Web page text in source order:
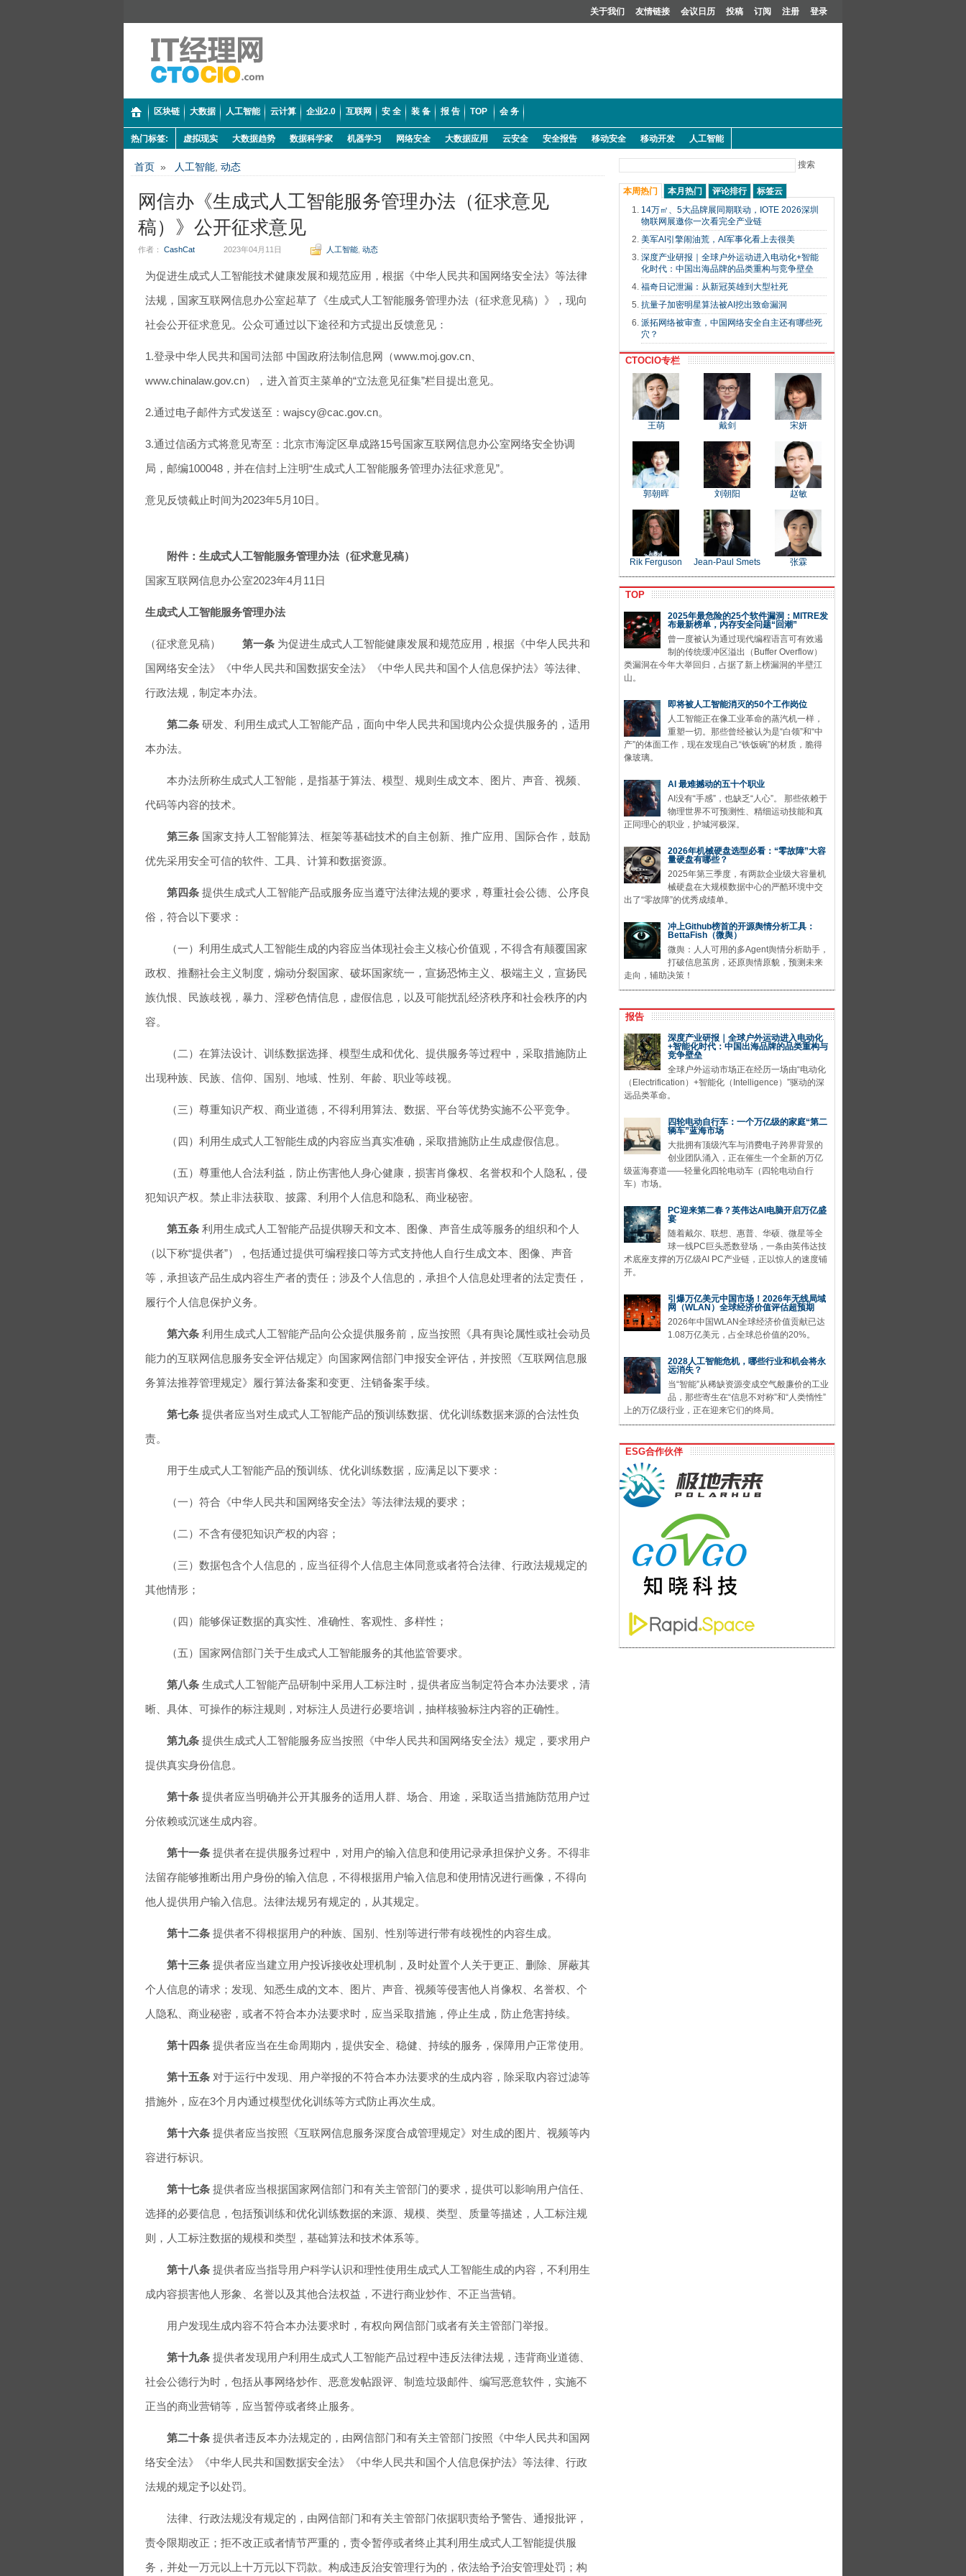
关于我们 友情链接 会议日历 投稿 订阅 注册 登录
区块链 大数据 人工智能 云计算 企业2.0 互联网 安 全 装 备 报 告 TOP 会 务
热门标签: 虚拟现实 大数据趋势 数据科学家 机器学习 网络安全 大数据应用 云安全 安全报告 移动安全 移动开发 人工智能
首页 » 人工智能 动态
网信办《生成式人工智能服务管理办法（征求意见
稿）》公开征求意见
作者： CashCat 2023年04月11日 人工智能 动态
为促进生成式人工智能技术健康发展和规范应用，根据《中华人民共和国网络安全法》等法律
法规，国家互联网信息办公室起草了《生成式人工智能服务管理办法（征求意见稿）》，现向
社会公开征求意见。公众可通过以下途径和方式提出反馈意见：
1.登录中华人民共和国司法部 中国政府法制信息网（www.moj.gov.cn、
www.chinalaw.gov.cn），进入首页主菜单的“立法意见征集”栏目提出意见。
2.通过电子邮件方式发送至：wajscy@cac.gov.cn。
3.通过信函方式将意见寄至：北京市海淀区阜成路15号国家互联网信息办公室网络安全协调
局，邮编100048，并在信封上注明“生成式人工智能服务管理办法征求意见”。
意见反馈截止时间为2023年5月10日。
附件：生成式人工智能服务管理办法（征求意见稿）
国家互联网信息办公室2023年4月11日
生成式人工智能服务管理办法
（征求意见稿） 第一条 为促进生成式人工智能健康发展和规范应用，根据《中华人民共和
国网络安全法》《中华人民共和国数据安全法》《中华人民共和国个人信息保护法》等法律、
行政法规，制定本办法。
第二条 研发、利用生成式人工智能产品，面向中华人民共和国境内公众提供服务的，适用
本办法。
本办法所称生成式人工智能，是指基于算法、模型、规则生成文本、图片、声音、视频、
代码等内容的技术。
第三条 国家支持人工智能算法、框架等基础技术的自主创新、推广应用、国际合作，鼓励
优先采用安全可信的软件、工具、计算和数据资源。
第四条 提供生成式人工智能产品或服务应当遵守法律法规的要求，尊重社会公德、公序良
俗，符合以下要求：
（一）利用生成式人工智能生成的内容应当体现社会主义核心价值观，不得含有颠覆国家
政权、推翻社会主义制度，煽动分裂国家、破坏国家统一，宣扬恐怖主义、极端主义，宣扬民
族仇恨、民族歧视，暴力、淫秽色情信息，虚假信息，以及可能扰乱经济秩序和社会秩序的内
容。
（二）在算法设计、训练数据选择、模型生成和优化、提供服务等过程中，采取措施防止
出现种族、民族、信仰、国别、地域、性别、年龄、职业等歧视。
（三）尊重知识产权、商业道德，不得利用算法、数据、平台等优势实施不公平竞争。
（四）利用生成式人工智能生成的内容应当真实准确，采取措施防止生成虚假信息。
（五）尊重他人合法利益，防止伤害他人身心健康，损害肖像权、名誉权和个人隐私，侵
犯知识产权。禁止非法获取、披露、利用个人信息和隐私、商业秘密。
第五条 利用生成式人工智能产品提供聊天和文本、图像、声音生成等服务的组织和个人
（以下称“提供者”），包括通过提供可编程接口等方式支持他人自行生成文本、图像、声音
等，承担该产品生成内容生产者的责任；涉及个人信息的，承担个人信息处理者的法定责任，
履行个人信息保护义务。
第六条 利用生成式人工智能产品向公众提供服务前，应当按照《具有舆论属性或社会动员
能力的互联网信息服务安全评估规定》向国家网信部门申报安全评估，并按照《互联网信息服
务算法推荐管理规定》履行算法备案和变更、注销备案手续。
第七条 提供者应当对生成式人工智能产品的预训练数据、优化训练数据来源的合法性负
责。
用于生成式人工智能产品的预训练、优化训练数据，应满足以下要求：
（一）符合《中华人民共和国网络安全法》等法律法规的要求；
（二）不含有侵犯知识产权的内容；
（三）数据包含个人信息的，应当征得个人信息主体同意或者符合法律、行政法规规定的
其他情形；
（四）能够保证数据的真实性、准确性、客观性、多样性；
（五）国家网信部门关于生成式人工智能服务的其他监管要求。
第八条 生成式人工智能产品研制中采用人工标注时，提供者应当制定符合本办法要求，清
晰、具体、可操作的标注规则，对标注人员进行必要培训，抽样核验标注内容的正确性。
第九条 提供生成式人工智能服务应当按照《中华人民共和国网络安全法》规定，要求用户
提供真实身份信息。
第十条 提供者应当明确并公开其服务的适用人群、场合、用途，采取适当措施防范用户过
分依赖或沉迷生成内容。
第十一条 提供者在提供服务过程中，对用户的输入信息和使用记录承担保护义务。不得非
法留存能够推断出用户身份的输入信息，不得根据用户输入信息和使用情况进行画像，不得向
他人提供用户输入信息。法律法规另有规定的，从其规定。
第十二条 提供者不得根据用户的种族、国别、性别等进行带有歧视性的内容生成。
第十三条 提供者应当建立用户投诉接收处理机制，及时处置个人关于更正、删除、屏蔽其
个人信息的请求；发现、知悉生成的文本、图片、声音、视频等侵害他人肖像权、名誉权、个
人隐私、商业秘密，或者不符合本办法要求时，应当采取措施，停止生成，防止危害持续。
第十四条 提供者应当在生命周期内，提供安全、稳健、持续的服务，保障用户正常使用。
第十五条 对于运行中发现、用户举报的不符合本办法要求的生成内容，除采取内容过滤等
措施外，应在3个月内通过模型优化训练等方式防止再次生成。
第十六条 提供者应当按照《互联网信息服务深度合成管理规定》对生成的图片、视频等内
容进行标识。
第十七条 提供者应当根据国家网信部门和有关主管部门的要求，提供可以影响用户信任、
选择的必要信息，包括预训练和优化训练数据的来源、规模、类型、质量等描述，人工标注规
则，人工标注数据的规模和类型，基础算法和技术体系等。
第十八条 提供者应当指导用户科学认识和理性使用生成式人工智能生成的内容，不利用生
成内容损害他人形象、名誉以及其他合法权益，不进行商业炒作、不正当营销。
用户发现生成内容不符合本办法要求时，有权向网信部门或者有关主管部门举报。
第十九条 提供者发现用户利用生成式人工智能产品过程中违反法律法规，违背商业道德、
社会公德行为时，包括从事网络炒作、恶意发帖跟评、制造垃圾邮件、编写恶意软件，实施不
正当的商业营销等，应当暂停或者终止服务。
第二十条 提供者违反本办法规定的，由网信部门和有关主管部门按照《中华人民共和国网
络安全法》《中华人民共和国数据安全法》《中华人民共和国个人信息保护法》等法律、行政
法规的规定予以处罚。
法律、行政法规没有规定的，由网信部门和有关主管部门依据职责给予警告、通报批评，
责令限期改正；拒不改正或者情节严重的，责令暂停或者终止其利用生成式人工智能提供服
务，并处一万元以上十万元以下罚款。构成违反治安管理行为的，依法给予治安管理处罚；构
搜索
本周热门 本月热门 评论排行
标签云
14万㎡、5大品牌展同期联动，IOTE 2026深圳
物联网展邀你一次看完全产业链
美军AI引擎闹油荒，AI军事化看上去很美
深度产业研报｜全球户外运动进入电动化+智能
化时代：中国出海品牌的品类重构与竞争壁垒
福奇日记泄漏：从新冠英雄到大型社死
抗量子加密明星算法被AI挖出致命漏洞
派拓网络被审查，中国网络安全自主还有哪些死
穴？
CTOCIO专栏
王萌 戴剑 宋妍
郭朝晖 刘朝阳 赵敏
Rik Ferguson Jean-Paul Smets 张霖
TOP
2025年最危险的25个软件漏洞：MITRE发
布最新榜单，内存安全问题“回潮”
曾一度被认为通过现代编程语言可有效遏
制的传统缓冲区溢出（Buffer Overflow）
类漏洞在今年大举回归，占据了新上榜漏洞的半壁江
山。
即将被人工智能消灭的50个工作岗位
人工智能正在像工业革命的蒸汽机一样，
重塑一切。那些曾经被认为是“白领”和“中
产”的体面工作，现在发现自己“铁饭碗”的材质，脆得
像玻璃。
AI 最难撼动的五十个职业
AI没有“手感”，也缺乏“人心”。 那些依赖于
物理世界不可预测性、精细运动技能和真
正同理心的职业，护城河极深。
2026年机械硬盘选型必看：“零故障”大容
量硬盘有哪些？
2025年第三季度，有两款企业级大容量机
械硬盘在大规模数据中心的严酷环境中交
出了“零故障”的优秀成绩单。
冲上Github榜首的开源舆情分析工具：
BettaFish（微舆）
微舆：人人可用的多Agent舆情分析助手，
打破信息茧房，还原舆情原貌，预测未来
走向，辅助决策！
报告
深度产业研报｜全球户外运动进入电动化
+智能化时代：中国出海品牌的品类重构与
竞争壁垒
全球户外运动市场正在经历一场由“电动化
（Electrification）+智能化（Intelligence）”驱动的深
远品类革命。
四轮电动自行车：一个万亿级的家庭“第二
辆车”蓝海市场
大批拥有顶级汽车与消费电子跨界背景的
创业团队涌入，正在催生一个全新的万亿
级蓝海赛道——轻量化四轮电动车（四轮电动自行
车）市场。
PC迎来第二春？英伟达AI电脑开启万亿盛
宴
随着戴尔、联想、惠普、华硕、微星等全
球一线PC巨头悉数登场，一条由英伟达技
术底座支撑的万亿级AI PC产业链，正以惊人的速度铺
开。
引爆万亿美元中国市场！2026年无线局域
网（WLAN）全球经济价值评估超预期
2026年中国WLAN全球经济价值贡献已达
1.08万亿美元，占全球总价值的20%。
2028人工智能危机，哪些行业和机会将永
远消失？
当“智能”从稀缺资源变成空气般廉价的工业
品，那些寄生在“信息不对称”和“人类惰性”
上的万亿级行业，正在迎来它们的终局。
ESG合作伙伴